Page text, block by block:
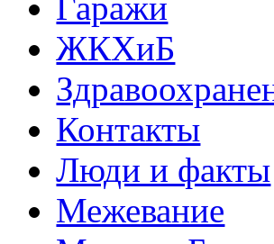
Гаражи
ЖКХиБ
Контакты
Люди и факты
Межевание